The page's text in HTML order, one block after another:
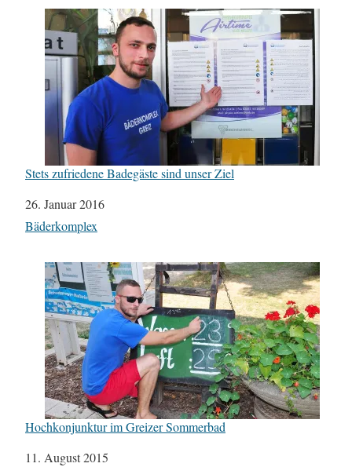
Stets zufriedene Badegäste sind unser Ziel
Datum
26. Januar 2016
In Bezug auf
Bäderkomplex
Hochkonjunktur im Greizer Sommerbad
Datum
11. August 2015